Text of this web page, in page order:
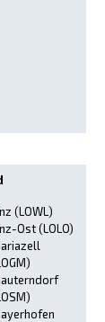
(LOWL)
Ost (LOLO)